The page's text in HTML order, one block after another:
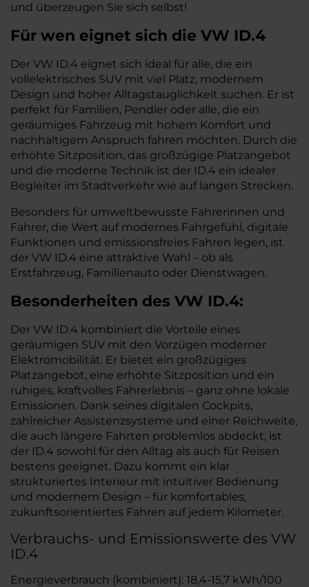
und überzeugen Sie sich selbst!
Für wen eignet sich die VW ID.4
Der VW ID.4 eignet sich ideal für alle, die ein
vollelektrisches SUV mit viel Platz, modernem
Design und hoher Alltagstauglichkeit suchen. Er ist
perfekt für Familien, Pendler oder alle, die ein
geräumiges Fahrzeug mit hohem Komfort und
nachhaltigem Anspruch fahren möchten. Durch die
erhöhte Sitzposition, das großzügige Platzangebot
und die moderne Technik ist der ID.4 ein idealer
Begleiter im Stadtverkehr wie auf langen Strecken.
Besonders für umweltbewusste Fahrerinnen und
Fahrer, die Wert auf modernes Fahrgefühl, digitale
Funktionen und emissionsfreies Fahren legen, ist
der VW ID.4 eine attraktive Wahl – ob als
Erstfahrzeug, Familienauto oder Dienstwagen.
Besonderheiten des VW ID.4:
Der VW ID.4 kombiniert die Vorteile eines
geräumigen SUV mit den Vorzügen moderner
Elektromobilität. Er bietet ein großzügiges
Platzangebot, eine erhöhte Sitzposition und ein
ruhiges, kraftvolles Fahrerlebnis – ganz ohne lokale
Emissionen. Dank seines digitalen Cockpits,
zahlreicher Assistenzsysteme und einer Reichweite,
die auch längere Fahrten problemlos abdeckt, ist
der ID.4 sowohl für den Alltag als auch für Reisen
bestens geeignet. Dazu kommt ein klar
strukturiertes Interieur mit intuitiver Bedienung
und modernem Design – für komfortables,
zukunftsorientiertes Fahren auf jedem Kilometer.
Verbrauchs- und Emissionswerte des VW
ID.4
Energieverbrauch (kombiniert): 18,4-15,7 kWh/100